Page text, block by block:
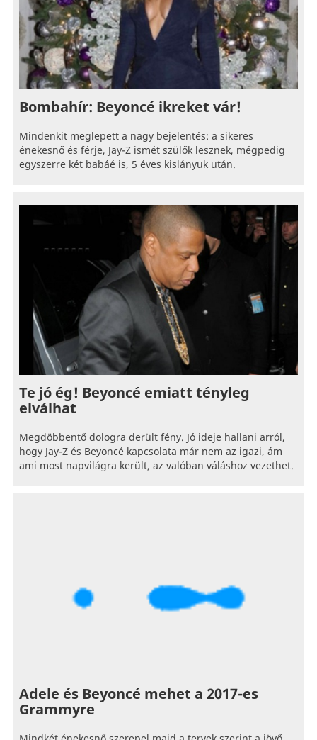
Bombahír: Beyoncé ikreket vár!
Mindenkit meglepett a nagy bejelentés: a sikeres
énekesnő és férje, Jay-Z ismét szülők lesznek, mégpedig
egyszerre két babáé is, 5 éves kislányuk után.
Te jó ég! Beyoncé emiatt tényleg
elválhat
Megdöbbentő dologra derült fény. Jó ideje hallani arról,
hogy Jay-Z és Beyoncé kapcsolata már nem az igazi, ám
ami most napvilágra került, az valóban váláshoz vezethet.
Adele és Beyoncé mehet a 2017-es
Grammyre